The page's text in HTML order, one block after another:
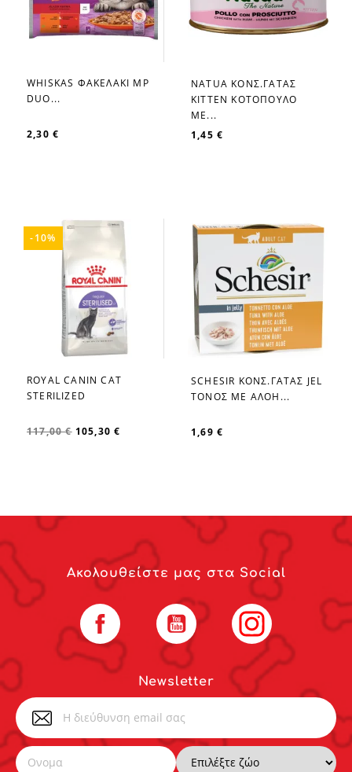
favorite_border
WHISKAS ΦΑΚΕΛΑΚΙ MP
DUO...
2,30 €
favorite_border
NATUA ΚΟΝΣ.ΓΑΤΑΣ
KITTEN ΚΟΤΟΠΟΥΛΟ
ΜΕ...
1,45 €
favorite_border
ROYAL CANIN CAT
STERILIZED
117,00 € 105,30 €
-10%
favorite_border
SCHESIR ΚΟΝΣ.ΓΑΤΑΣ JEL
ΤΟΝΟΣ ΜΕ ΑΛΟΗ...
1,69 €
Newsletter
Ακολουθείστε μας στα Social
Facebook YouTube Instagram